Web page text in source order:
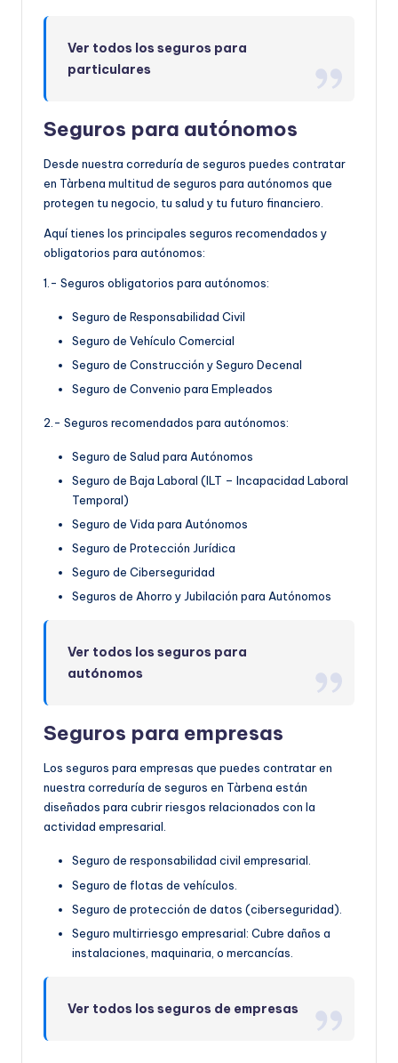
Ver todos los seguros para
particulares
Seguros para autónomos
Desde nuestra correduría de seguros puedes contratar
en Tàrbena multitud de seguros para autónomos que
protegen tu negocio, tu salud y tu futuro financiero.
Aquí tienes los principales seguros recomendados y
obligatorios para autónomos:
1.- Seguros obligatorios para autónomos:
Seguro de Responsabilidad Civil
Seguro de Vehículo Comercial
Seguro de Construcción y Seguro Decenal
Seguro de Convenio para Empleados
2.- Seguros recomendados para autónomos:
Seguro de Salud para Autónomos
Seguro de Baja Laboral (ILT – Incapacidad Laboral
Temporal)
Seguro de Vida para Autónomos
Seguro de Protección Jurídica
Seguro de Ciberseguridad
Seguros de Ahorro y Jubilación para Autónomos
Ver todos los seguros para
autónomos
Seguros para empresas
Los seguros para empresas que puedes contratar en
nuestra correduría de seguros en Tàrbena están
diseñados para cubrir riesgos relacionados con la
actividad empresarial.
Seguro de responsabilidad civil empresarial.
Seguro de flotas de vehículos.
Seguro de protección de datos (ciberseguridad).
Seguro multirriesgo empresarial: Cubre daños a
instalaciones, maquinaria, o mercancías.
Ver todos los seguros de empresas